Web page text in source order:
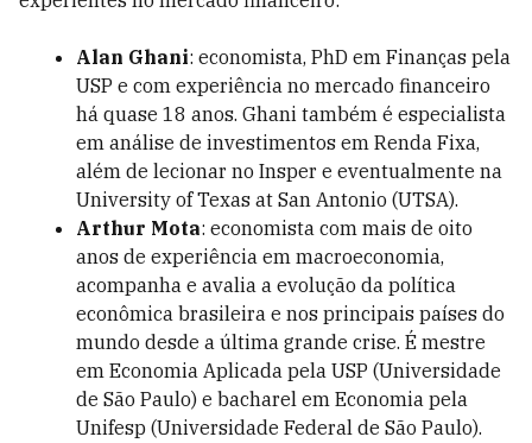
Alan Ghani: economista, PhD em Finanças pela
USP e com experiência no mercado financeiro
há quase 18 anos. Ghani também é especialista
em análise de investimentos em Renda Fixa,
além de lecionar no Insper e eventualmente na
University of Texas at San Antonio (UTSA).
Arthur Mota: economista com mais de oito
anos de experiência em macroeconomia,
acompanha e avalia a evolução da política
econômica brasileira e nos principais países do
mundo desde a última grande crise. É mestre
em Economia Aplicada pela USP (Universidade
de São Paulo) e bacharel em Economia pela
Unifesp (Universidade Federal de São Paulo).